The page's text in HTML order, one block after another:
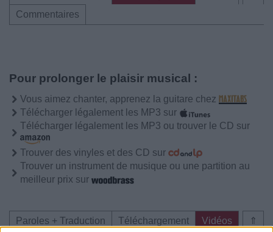
Commentaires
Pour prolonger le plaisir musical :
Vous aimez chanter, apprenez la guitare chez
Télécharger légalement les MP3 sur
Télécharger légalement les MP3 ou trouver le CD sur
Trouver des vinyles et des CD sur
Trouver un instrument de musique ou une partition au
meilleur prix sur
⇑
Paroles + Traduction Téléchargement Vidéos